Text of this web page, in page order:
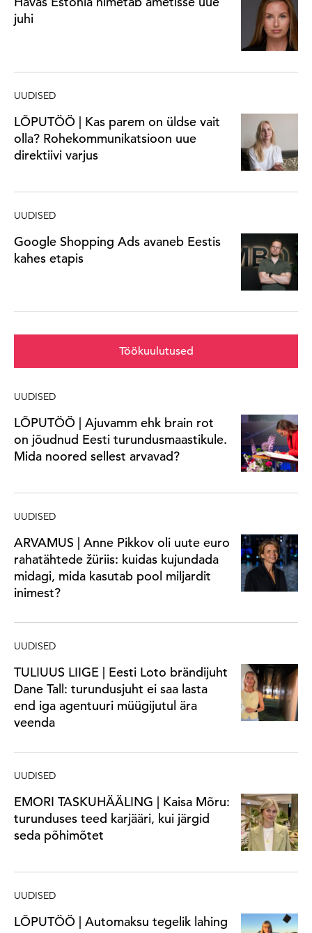
juhi
UUDISED
LÕPUTÖÖ | Kas parem on üldse vait
olla? Rohekommunikatsioon uue
direktiivi varjus
UUDISED
Google Shopping Ads avaneb Eestis
kahes etapis
Töökuulutused
UUDISED
LÕPUTÖÖ | Ajuvamm ehk brain rot
on jõudnud Eesti turundusmaastikule.
Mida noored sellest arvavad?
UUDISED
ARVAMUS | Anne Pikkov oli uute euro
rahatähtede žüriis: kuidas kujundada
midagi, mida kasutab pool miljardit
inimest?
UUDISED
TULIUUS LIIGE | Eesti Loto brändijuht
Dane Tall: turundusjuht ei saa lasta
end iga agentuuri müügijutul ära
veenda
UUDISED
EMORI TASKUHÄÄLING | Kaisa Mõru:
turunduses teed karjääri, kui järgid
seda põhimõtet
UUDISED
LÕPUTÖÖ | Automaksu tegelik lahing